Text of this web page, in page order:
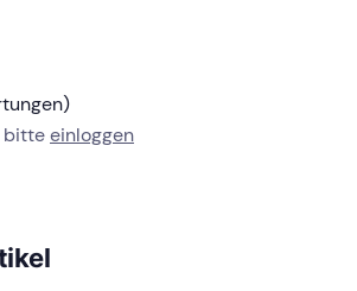
bitteeinloggen